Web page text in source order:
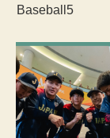
Baseball5